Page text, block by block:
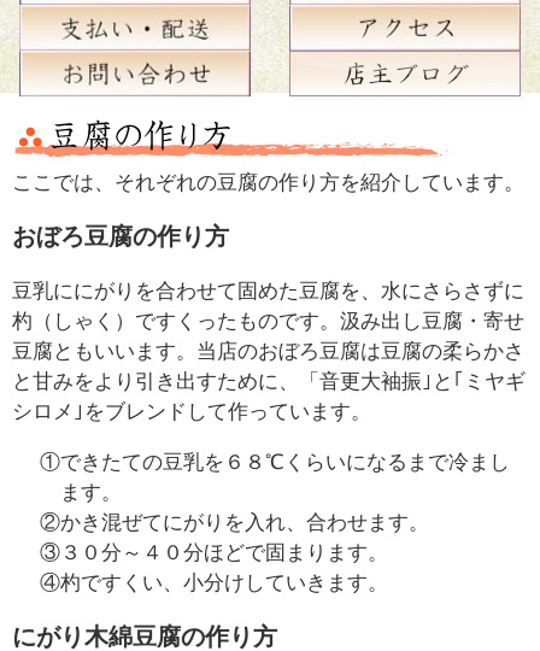
ここでは、それぞれの豆腐の作り方を紹介しています。
おぼろ豆腐の作り方
豆乳ににがりを合わせて固めた豆腐を、水にさらさずに
杓（しゃく）ですくったものです。汲み出し豆腐・寄せ
豆腐ともいいます。当店のおぼろ豆腐は豆腐の柔らかさ
と甘みをより引き出すために、「音更大袖振｣と｢ミヤギ
シロメ｣をブレンドして作っています。
①できたての豆乳を６８℃くらいになるまで冷まし
ます。
②かき混ぜてにがりを入れ、合わせます。
③３０分～４０分ほどで固まります。
④杓ですくい、小分けしていきます。
にがり木綿豆腐の作り方
合
計
金
：
0
現
在
の
品